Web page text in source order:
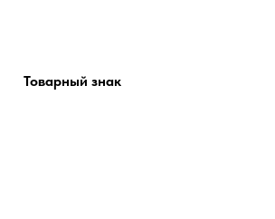
Товарный знак